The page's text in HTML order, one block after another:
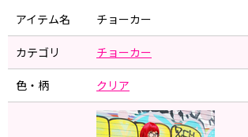
アイテム名 チョーカー
カテゴリ チョーカー
色・柄 クリア